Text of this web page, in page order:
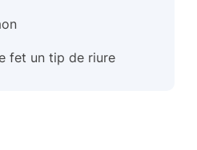
fet un tip de riure